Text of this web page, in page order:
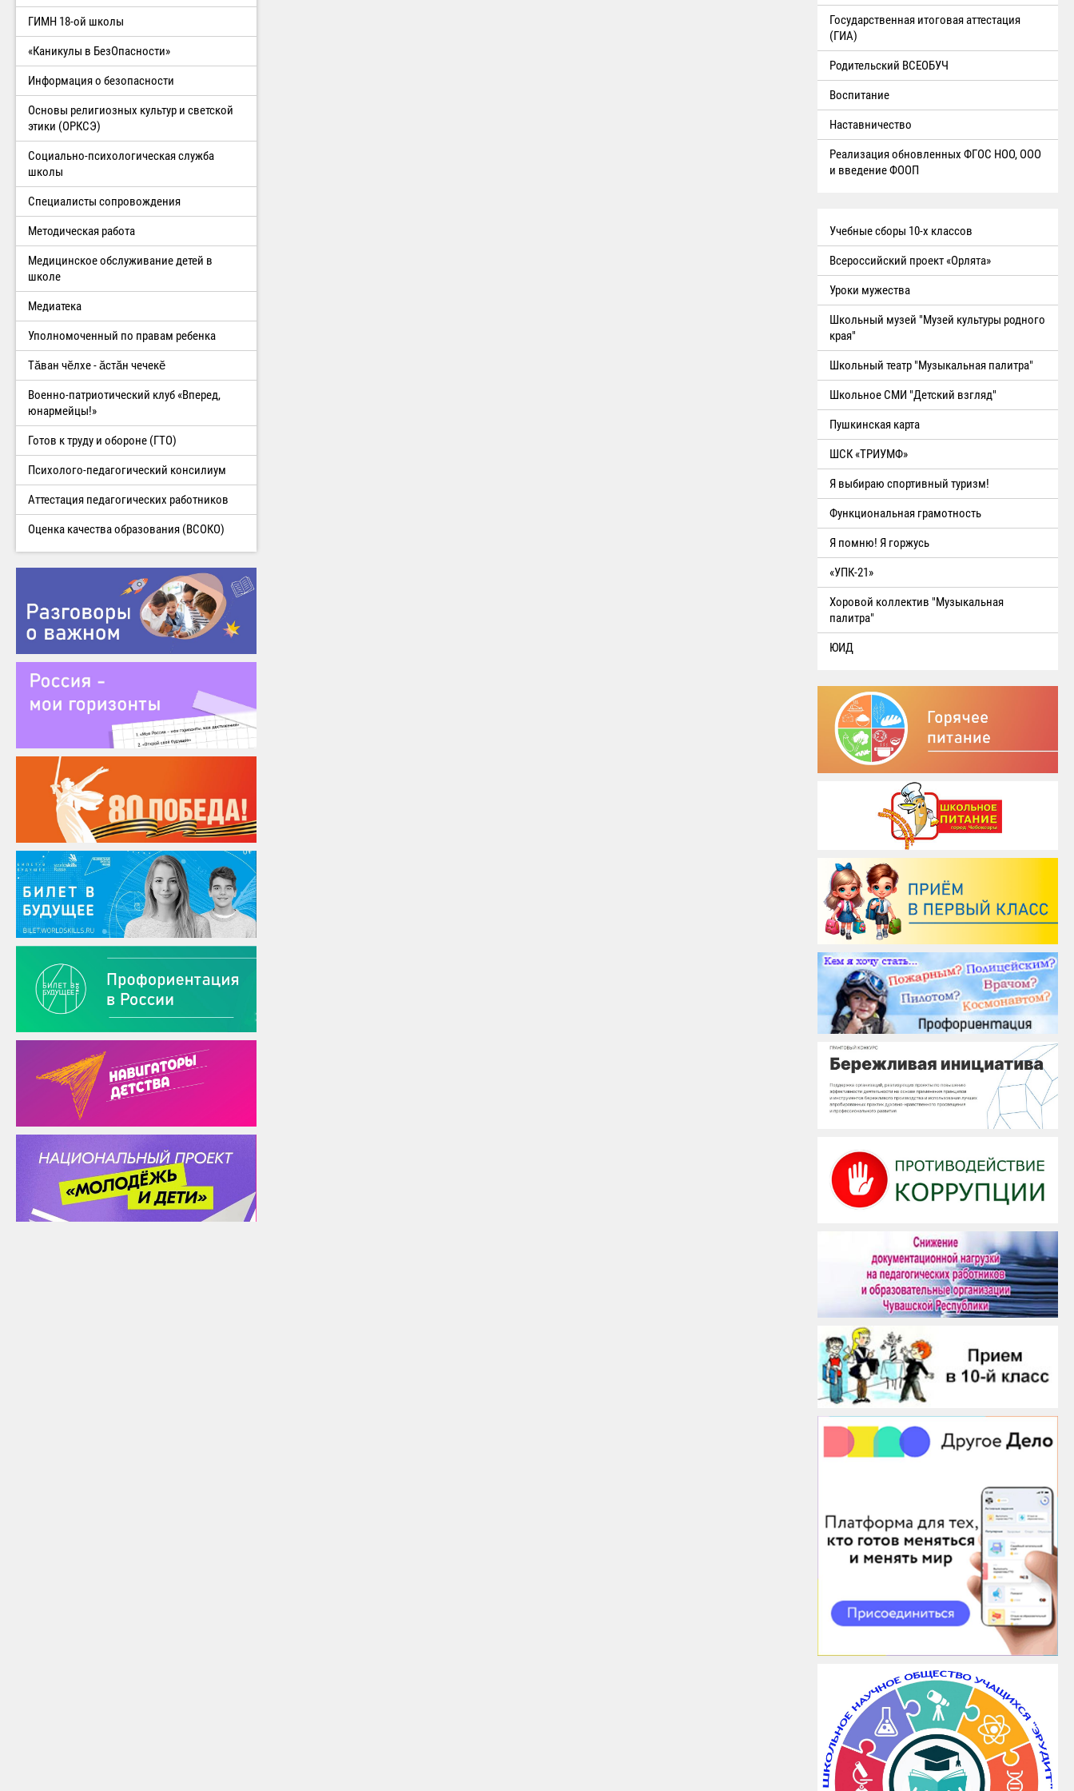
ГИМН 18-ой школы
«Каникулы в БезОпасности»
Информация о безопасности
Основы религиозных культур и светской
этики (ОРКСЭ)
Социально-психологическая служба
школы
Специалисты сопровождения
Методическая работа
Медицинское обслуживание детей в
школе
Медиатека
Уполномоченный по правам ребенка
Тăван чĕлхе - ăстăн чечекĕ
Военно-патриотический клуб «Вперед,
юнармейцы!»
Готов к труду и обороне (ГТО)
Психолого-педагогический консилиум
Аттестация педагогических работников
Оценка качества образования (ВСОКО)
Государственная итоговая аттестация
(ГИА)
Родительский ВСЕОБУЧ
Воспитание
Наставничество
Реализация обновленных ФГОС НОО, ООО
и введение ФООП
Учебные сборы 10-х классов
Всероссийский проект «Орлята»
Уроки мужества
Школьный музей "Музей культуры родного
края"
Школьный театр "Музыкальная палитра"
Школьное СМИ "Детский взгляд"
Пушкинская карта
ШСК «ТРИУМФ»
Я выбираю спортивный туризм!
Функциональная грамотность
Я помню! Я горжусь
«УПК-21»
Хоровой коллектив "Музыкальная
палитра"
ЮИД